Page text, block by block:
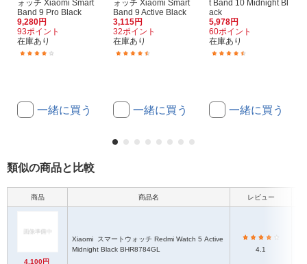
ォッチ Xiaomi Smart
Band 9 Pro Black
9,280円
93ポイント
在庫あり
一緒に買う
ォッチ Xiaomi Smart
Band 9 Active Black
3,115円
32ポイント
在庫あり
一緒に買う
t Band 10 Midnight Bl
ack
5,978円
60ポイント
在庫あり
一緒に買う
類似の商品と比較
商品 商品名 レビュー
4,100円
Xiaomi
Midnight Black BHR8784GL
4.1